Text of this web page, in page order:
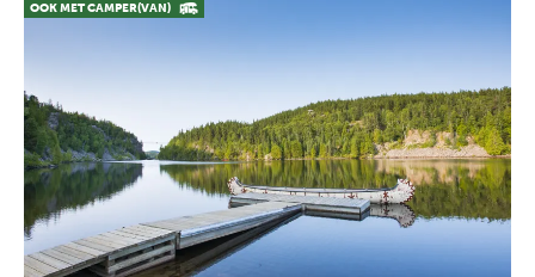
OOK MET CAMPER(VAN)